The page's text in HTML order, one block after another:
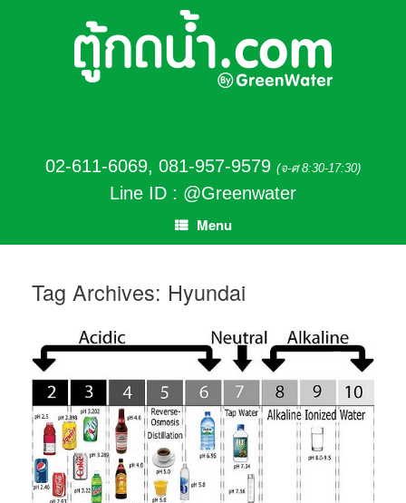
02-611-6069, 081-957-9579 (จ-ศ 8:30-17:30)
Line ID : @Greenwater
Menu
Tag Archives: Hyundai